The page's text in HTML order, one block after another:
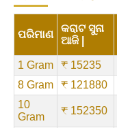
ପରିମାଣ
କରାଟ ସୁନା
ଆଜି |
1 Gram ₹ 15235
8 Gram
₹ 121880
10
Gram
₹ 152350